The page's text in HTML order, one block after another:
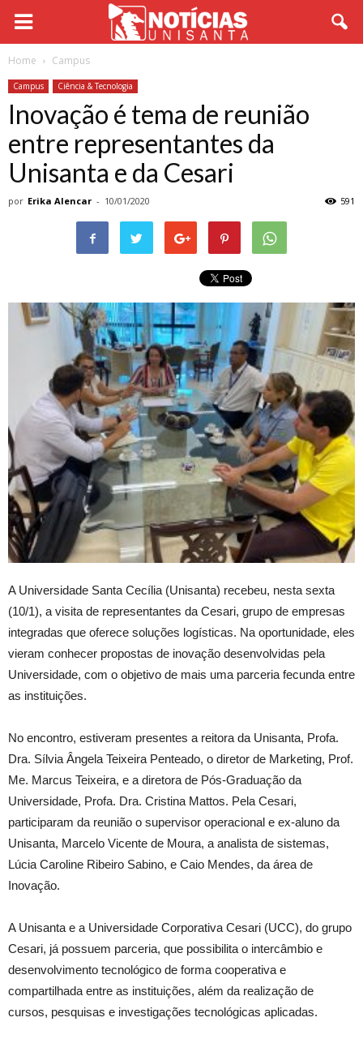
Home Campus
Campus Ciência & Tecnologia
Inovação é tema de reunião
entre representantes da
Unisanta e da Cesari
por Erika Alencar - 10/01/2020 591
A Universidade Santa Cecília (Unisanta) recebeu, nesta sexta
(10/1), a visita de representantes da Cesari, grupo de empresas
integradas que oferece soluções logísticas. Na oportunidade, eles
vieram conhecer propostas de inovação desenvolvidas pela
Universidade, com o objetivo de mais uma parceria fecunda entre
as instituições.
No encontro, estiveram presentes a reitora da Unisanta, Profa.
Dra. Sílvia Ângela Teixeira Penteado, o diretor de Marketing, Prof.
Me. Marcus Teixeira, e a diretora de Pós-Graduação da
Universidade, Profa. Dra. Cristina Mattos. Pela Cesari,
participaram da reunião o supervisor operacional e ex-aluno da
Unisanta, Marcelo Vicente de Moura, a analista de sistemas,
Lúcia Caroline Ribeiro Sabino, e Caio Mendes, da área de
Inovação.
A Unisanta e a Universidade Corporativa Cesari (UCC), do grupo
Cesari, já possuem parceria, que possibilita o intercâmbio e
desenvolvimento tecnológico de forma cooperativa e
compartilhada entre as instituições, além da realização de
cursos, pesquisas e investigações tecnológicas aplicadas.